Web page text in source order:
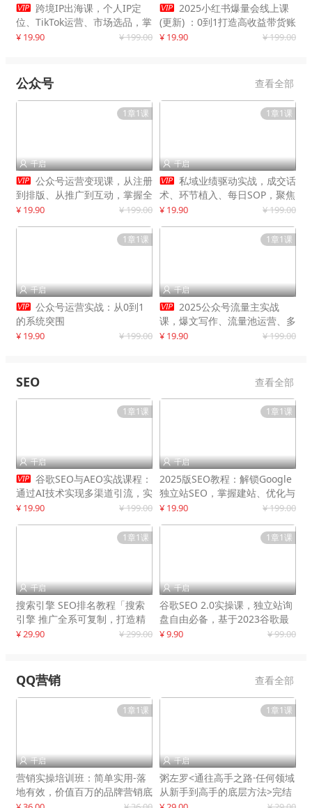
 跨境IP出海课，个人IP定
位、TikTok运营、市场选品，掌
握核心闭环，实现月入1万美金
¥ 19.90 ¥ 199.00
 2025小红书爆量会线上课
(更新) ：0到1打造高收益带货账
号，靠小红书带货年入100w？
¥ 19.90 ¥ 199.00
公众号 查看全部
1章1课
 千启
 公众号运营变现课，从注册
到排版、从推广到互动，掌握全
流程，开启个人品牌月入
¥ 19.90 ¥ 199.00
1章1课
 千启
 私域业绩驱动实战，成交话
术、环节植入、每日SOP，聚焦
增长，驱动营收持续突破
¥ 19.90 ¥ 199.00
1章1课
 千启
 公众号运营实战：从0到1
的系统突围
¥ 19.90 ¥ 199.00
1章1课
 千启
 2025公众号流量主实战
课，爆文写作、流量池运营、多
平台分发，新手日入千元月赚5
¥ 19.90 ¥ 199.00
SEO 查看全部
1章1课
 千启
 谷歌SEO与AEO实战课程：
通过AI技术实现多渠道引流，实
现网站流量增长300%
¥ 19.90 ¥ 199.00
1章1课
 千启
2025版SEO教程：解锁Google
独立站SEO，掌握建站、优化与
变现技巧
¥ 19.90 ¥ 199.00
1章1课
 千启
搜索引擎 SEO排名教程「搜索
引擎 推广全系可复制，打造精
准被动流量系统
¥ 29.90 ¥ 299.00
1章1课
 千启
谷歌SEO 2.0实操课，独立站询
盘自由必备，基于2023谷歌最
新算法录制
¥ 9.90 ¥ 99.00
QQ营销 查看全部
1章1课
 千启
营销实操培训班：简单实用-落
地有效，价值百万的品牌营销底
1章1课
 千启
粥左罗<通往高手之路·任何领域
从新手到高手的底层方法>完结